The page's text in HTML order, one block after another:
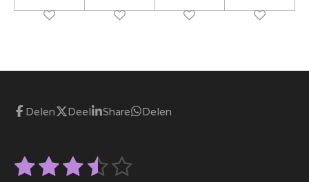
Delen Deel Share Delen
R
1 2 3 4 5
S